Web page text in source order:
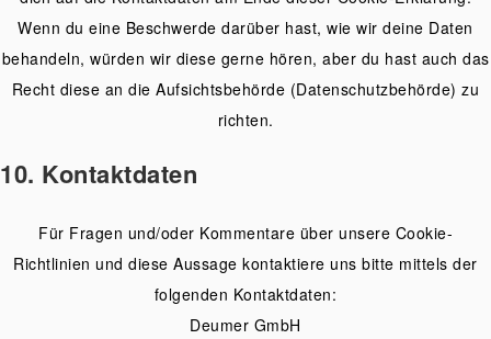
Wenn du eine Beschwerde darüber hast, wie wir deine Daten
behandeln, würden wir diese gerne hören, aber du hast auch das
Recht diese an die Aufsichtsbehörde (Datenschutzbehörde) zu
richten.
10. Kontaktdaten
Für Fragen und/oder Kommentare über unsere Cookie-
Richtlinien und diese Aussage kontaktiere uns bitte mittels der
folgenden Kontaktdaten:
Deumer GmbH